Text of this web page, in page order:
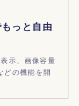
っと自由
示、画像容量
どの機能を開